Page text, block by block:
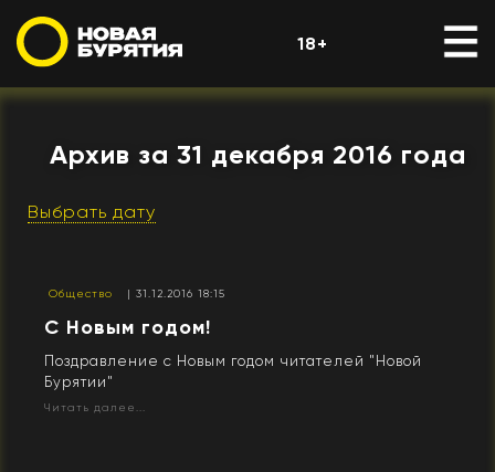
18+
Архив за 31 декабря 2016 года
Выбрать дату
Общество | 31.12.2016 18:15
С Новым годом!
Поздравление с Новым годом читателей "Новой
Бурятии"
Читать далее...